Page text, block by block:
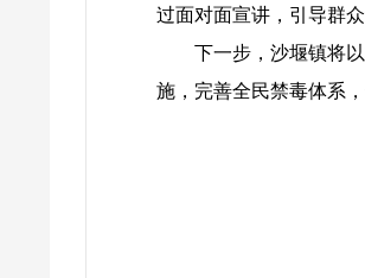
过面对面宣讲，引导群
下一步，沙堰镇将
施，完善全民禁毒体系